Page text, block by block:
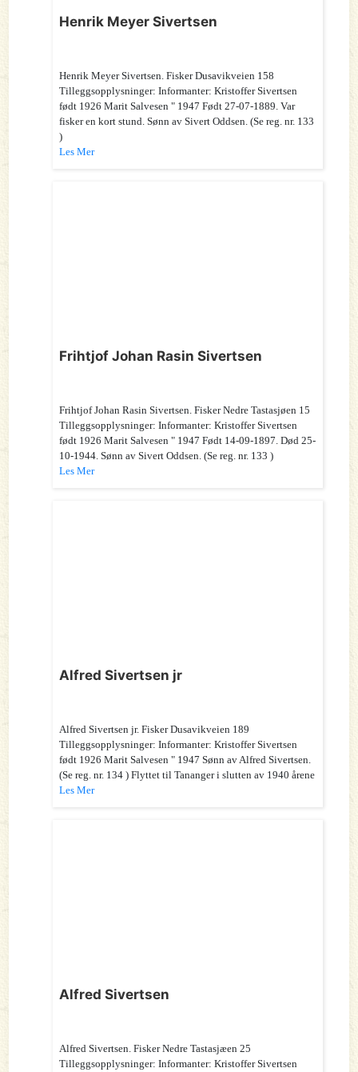
Henrik Meyer Sivertsen
Henrik Meyer Sivertsen. Fisker Dusavikveien 158
Tilleggsopplysninger: Informanter: Kristoffer Sivertsen
født 1926 Marit Salvesen " 1947 Født 27-07-1889. Var
fisker en kort stund. Sønn av Sivert Oddsen. (Se reg. nr. 133
)
Les Mer
Frihtjof Johan Rasin Sivertsen
Frihtjof Johan Rasin Sivertsen. Fisker Nedre Tastasjøen 15
Tilleggsopplysninger: Informanter: Kristoffer Sivertsen
født 1926 Marit Salvesen " 1947 Født 14-09-1897. Død 25-
10-1944. Sønn av Sivert Oddsen. (Se reg. nr. 133 )
Les Mer
Alfred Sivertsen jr
Alfred Sivertsen jr. Fisker Dusavikveien 189
Tilleggsopplysninger: Informanter: Kristoffer Sivertsen
født 1926 Marit Salvesen " 1947 Sønn av Alfred Sivertsen.
(Se reg. nr. 134 ) Flyttet til Tananger i slutten av 1940 årene
Les Mer
Alfred Sivertsen
Alfred Sivertsen. Fisker Nedre Tastasjæen 25
Tilleggsopplysninger: Informanter: Kristoffer Sivertsen